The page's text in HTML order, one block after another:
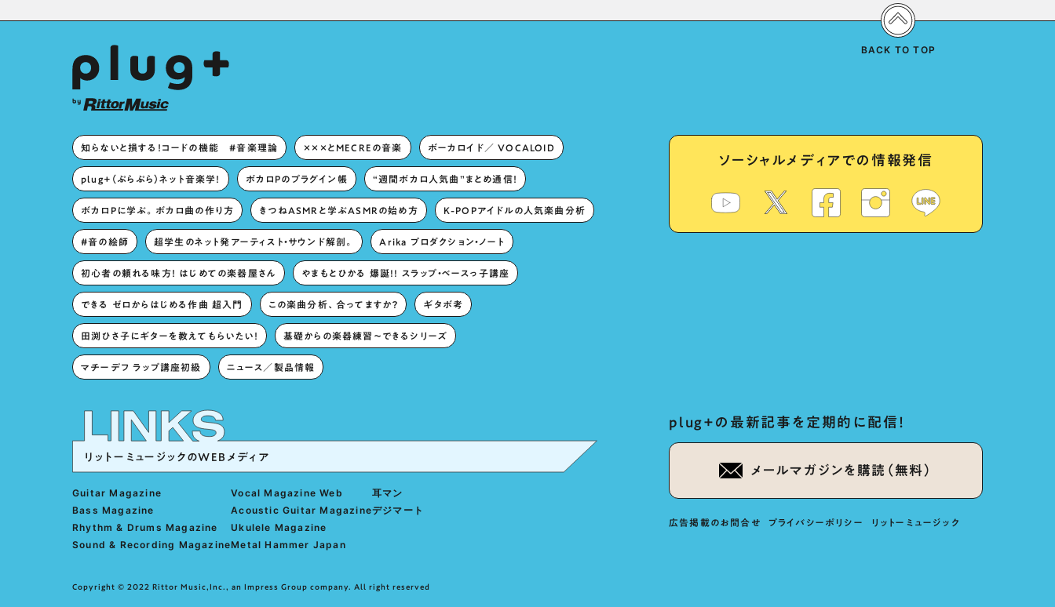
知らないと損する！コードの機能 #音楽理論 ×××とMECREの音楽 ボーカロイド／ VOCALOID
plug+（ぷらぷら）ネット音楽学！ ボカロPのプラグイン帳 “週間ボカロ人気曲”まとめ通信！
ボカロPに学ぶ。ボカロ曲の作り方 きつねASMRと学ぶASMRの始め方 K-POPアイドルの人気楽曲分析
#音の絵師 超学生のネット発アーティスト・サウンド解剖。 Arika プロダクション・ノート
初心者の頼れる味方！ はじめての楽器屋さん やまもとひかる 爆誕!! スラップ・ベースっ子講座
できる ゼロからはじめる作曲 超入門 この楽曲分析、合ってますか？ ギタボ考
田渕ひさ子にギターを教えてもらいたい！ 基礎からの楽器練習〜できるシリーズ
マチーデフ ラップ講座初級 ニュース／製品情報
ソーシャルメディアでの情報発信
リットーミュージックのWEBメディア
Guitar Magazine
Bass Magazine
Rhythm & Drums Magazine
Sound & Recording Magazine
Vocal Magazine Web
Acoustic Guitar Magazine
Ukulele Magazine
Metal Hammer Japan
耳マン
デジマート
plug+の最新記事を定期的に配信！
メールマガジンを購読（無料）
広告掲載のお問合せ プライバシーポリシー リットーミュージック
BACK TO TOP
Copyright © 2022 Rittor Music,Inc., an Impress Group company. All right reserved